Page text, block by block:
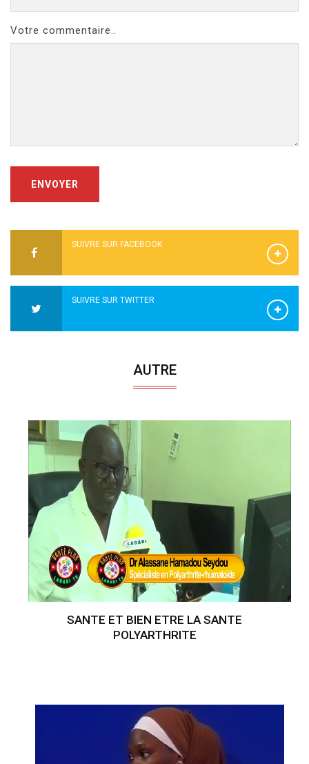
Votre commentaire..
ENVOYER
SUIVRE SUR FACEBOOK
SUIVRE SUR TWITTER
AUTRE
SANTE ET BIEN ETRE LA SANTE
POLYARTHRITE